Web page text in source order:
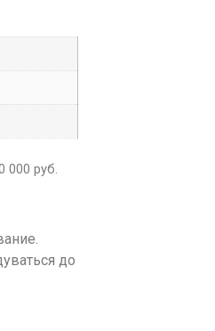
000 руб.
до